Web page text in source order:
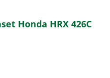
Honda HRX 426C